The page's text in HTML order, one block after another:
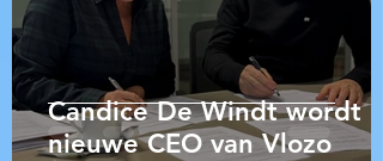
Candice De Windt wordt
nieuwe CEO van Vlozo